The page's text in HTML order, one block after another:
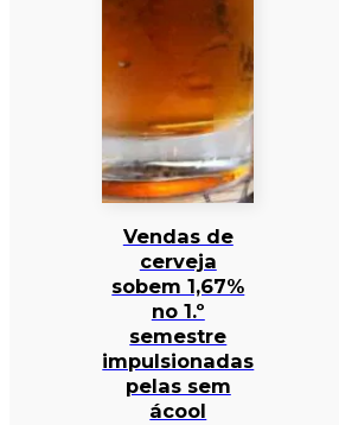
Vendas de
cerveja
sobem 1,67%
no 1.º
semestre
impulsionadas
pelas sem
ácool